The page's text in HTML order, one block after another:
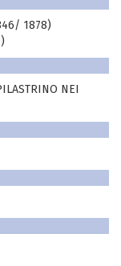
1878)
NEI